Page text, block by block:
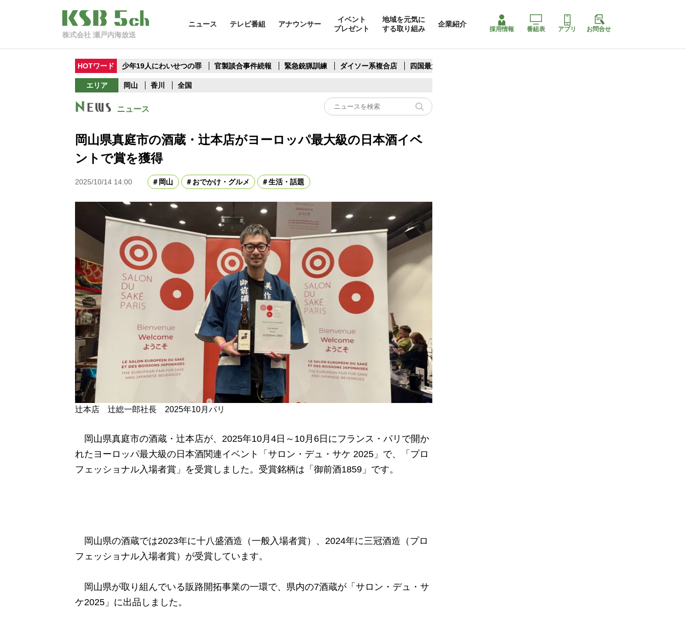
株式会社 瀬戸内海放送
ニュース テレビ番組 アナウンサー
イベント
プレゼント
地域を元気に
する取り組み
企業紹介
採用情報 番組表 アプリ お問合せ
HOTワード 少年19人にわいせつの罪 官製談合事件続報 緊急銃猟訓練 ダイソー系複合店 四国最大スリコ
エリア 岡山 香川 全国
ニュース
岡山県真庭市の酒蔵・辻本店がヨーロッパ最大級の日本酒イベ
ントで賞を獲得
2025/10/14 14:00 岡山 おでかけ・グルメ 生活・話題
辻本店 辻総一郎社長 2025年10月パリ
岡山県真庭市の酒蔵・辻本店が、2025年10月4日～10月6日にフランス・パリで開か
れた ヨーロッパ最大級の日本酒関連イベント「サロン・デュ・サケ 2025」で、「プロ
フェッショナル入場者賞」を受賞しました。受賞銘柄は「御前酒1859」です。
岡山県の酒蔵では2023年に十八盛酒造（一般入場者賞）、2024年に三冠酒造（プロ
フェッショナル入場者賞）が受賞しています。
岡山県が取り組んでいる販路開拓事業の一環で、県内の7酒蔵が 「サロン・デュ・サ
ケ2025」に出品しました。